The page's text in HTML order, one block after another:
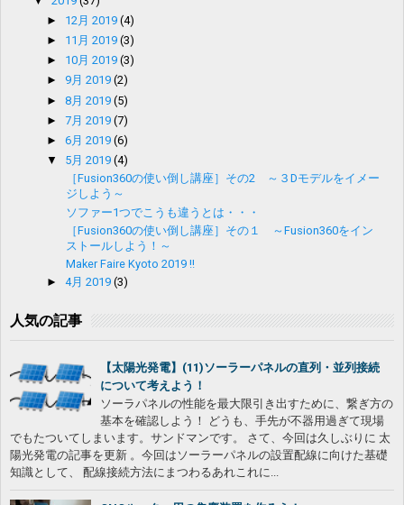
► 12月 2019(4)
► 11月 2019(3)
► 10月 2019(3)
► 9月 2019(2)
►8月 2019(5)
►7月 2019(7)
►6月 2019(6)
▼ 5月 2019(4)
［Fusion360の使い倒し講座］その2 ～３Dモデルをイメー
ジしよう～
ソファー1つでこうも違うとは・・・
［Fusion360の使い倒し講座］その１ ～Fusion360をイン
ストールしよう！～
Maker Faire Kyoto 2019 !!
►4月 2019(3)
人気の記事
【太陽光発電】(11)ソーラーパネルの直列・並列接続
について考えよう！
ソーラパネルの性能を最大限引き出すために、繋ぎ方の
基本を確認しよう！ どうも、手先が不器用過ぎて現場
でもたついてしまいます。サンドマンです。 さて、今回は久しぶりに 太
陽光発電の記事を更新 。今回はソーラーパネルの設置配線に向けた基礎
知識として、 配線接続方法にまつわるあれこれに...